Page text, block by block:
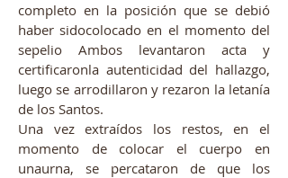
completo en la posición que se debió
haber sidocolocado en el momento del
sepelio Ambos levantaron acta y
certificaronla autenticidad del hallazgo,
luego se arrodillaron y rezaron la letanía
de los Santos.
Una vez extraídos los restos, en el
momento de colocar el cuerpo en
unaurna, se percataron de que los